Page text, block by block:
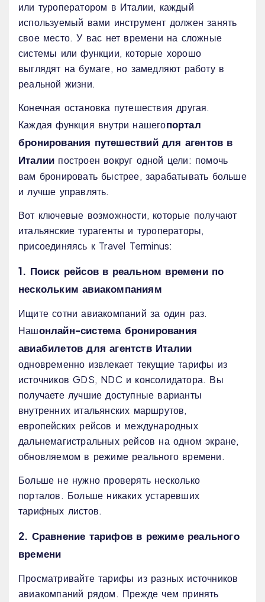
или туроператором в Италии, каждый
используемый вами инструмент должен занять
свое место. У вас нет времени на сложные
системы или функции, которые хорошо
выглядят на бумаге, но замедляют работу в
реальной жизни.
Конечная остановка путешествия другая.
Каждая функция внутри нашегопортал
бронирования путешествий для агентов в
Италии построен вокруг одной цели: помочь
вам бронировать быстрее, зарабатывать больше
и лучше управлять.
Вот ключевые возможности, которые получают
итальянские турагенты и туроператоры,
присоединяясь к Travel Terminus:
1. Поиск рейсов в реальном времени по
нескольким авиакомпаниям
Ищите сотни авиакомпаний за один раз.
Нашонлайн-система бронирования
авиабилетов для агентств Италии
одновременно извлекает текущие тарифы из
источников GDS, NDC и консолидатора. Вы
получаете лучшие доступные варианты
внутренних итальянских маршрутов,
европейских рейсов и международных
дальнемагистральных рейсов на одном экране,
обновляемом в режиме реального времени.
Больше не нужно проверять несколько
порталов. Больше никаких устаревших
тарифных листов.
2. Сравнение тарифов в режиме реального
времени
Просматривайте тарифы из разных источников
авиакомпаний рядом. Прежде чем принять